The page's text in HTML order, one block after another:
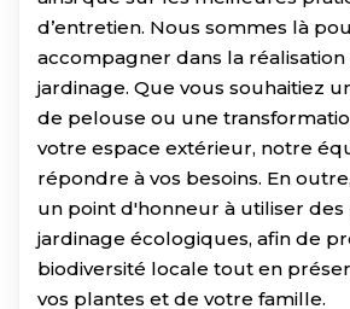
d’entretien. Nous sommes là
accompagner dans la réalisation
jardinage. Que vous souhaitiez
de pelouse ou une
votre espace extérieur, notre
répondre à vos besoins. En
un point d'honneur à utiliser
jardinage écologiques, afin de
biodiversité locale tout en
vos plantes et de votre famille.